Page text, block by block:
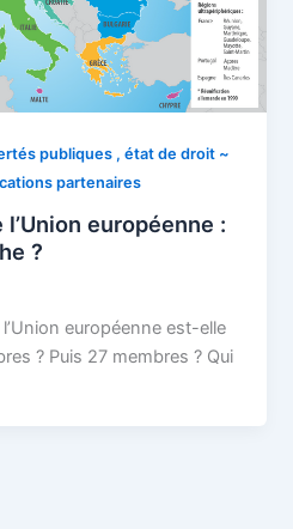
publiques , état de droit ~
partenaires
européenne :
?
européenne est-elle
? Puis 27 membres ? Qui